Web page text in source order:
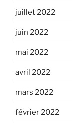
juillet 2022
juin 2022
mai 2022
avril 2022
mars 2022
février 2022